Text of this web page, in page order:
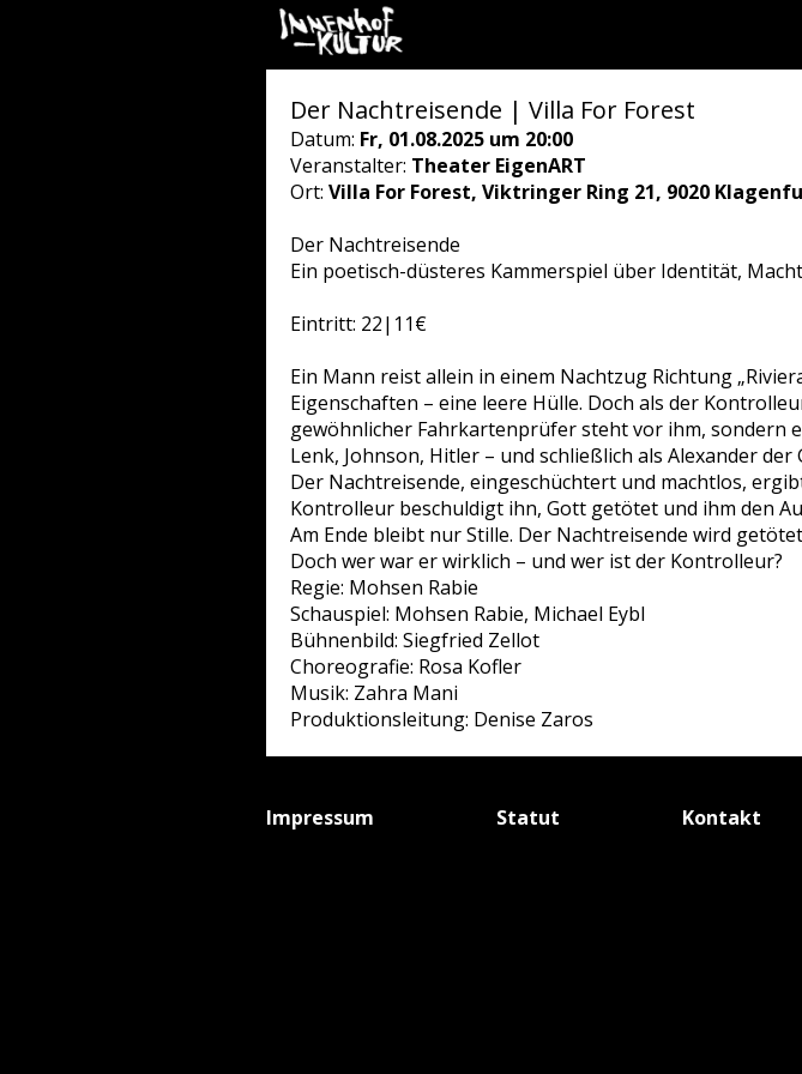
Der Nachtreisende | Villa For Forest
Datum: Fr, 01.08.2025 um 20:00
Veranstalter: Theater EigenART
Ort: Villa For Forest, Viktringer Ring 21, 9020
Der Nachtreisende
Ein poetisch-düsteres Kammerspiel über Identität,
Eintritt: 22|11€
Ein Mann reist allein in einem Nachtzug Richtung
Eigenschaften – eine leere Hülle. Doch als der
gewöhnlicher Fahrkartenprüfer steht vor ihm, sondern
Lenk, Johnson, Hitler – und schließlich als Alexander der
Der Nachtreisende, eingeschüchtert und machtlos,
Kontrolleur beschuldigt ihn, Gott getötet und ihm den
Am Ende bleibt nur Stille. Der Nachtreisende wird
Doch wer war er wirklich – und wer ist der Kontrolleur?
Regie: Mohsen Rabie
Schauspiel: Mohsen Rabie, Michael Eybl
Bühnenbild: Siegfried Zellot
Choreografie: Rosa Kofler
Musik: Zahra Mani
Produktionsleitung: Denise Zaros
Impressum Statut Kontakt